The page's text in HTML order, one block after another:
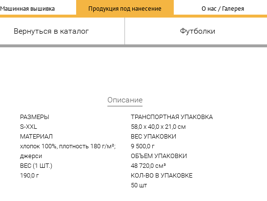
Машинная вышивка Продукция под нанесение О нас / Галерея
Вернуться в каталог Футболки
Описание
РАЗМЕРЫ
S-XXL
МАТЕРИАЛ
хлопок 100%, плотность 180 г/м²;
джерси
ВЕС (1 ШТ.)
190,0 г
ТРАНСПОРТНАЯ УПАКОВКА
58,0 x 40,0 x 21,0 см
ВЕС УПАКОВКИ
9 500,0 г
ОБЪЕМ УПАКОВКИ
48 720,0 см³
КОЛ-ВО В УПАКОВКЕ
50 шт